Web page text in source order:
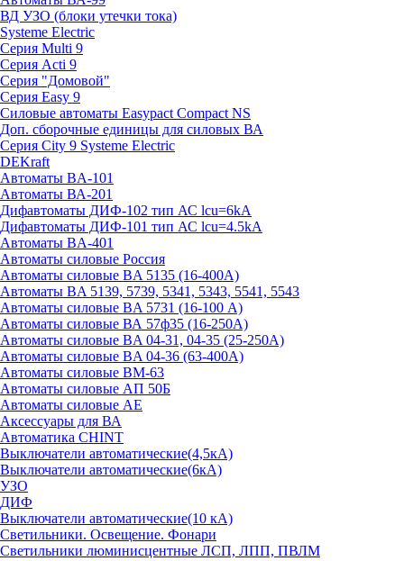
ВД УЗО (блоки утечки тока)
Systeme Electric
Серия Multi 9
Серия Acti 9
Серия "Домовой"
Серия Easy 9
Силовые автоматы Easypact Compact NS
Доп. сборочные единицы для силовых ВА
Серия City 9 Systeme Electric
DEKraft
Автоматы BA-101
Автоматы ВА-201
Дифавтоматы ДИФ-102 тип АС lcu=6kA
Дифавтоматы ДИФ-101 тип АС lcu=4.5kA
Автоматы BA-401
Автоматы силовые Россия
Автоматы силовые BA 5135 (16-400А)
Автоматы BA 5139, 5739, 5341, 5343, 5541, 5543
Автоматы силовые BA 5731 (16-100 А)
Автоматы силовые ВА 57ф35 (16-250А)
Автоматы силовые BA 04-31, 04-35 (25-250А)
Автоматы силовые BA 04-36 (63-400А)
Автоматы силовые ВМ-63
Автоматы силовые АП 50Б
Автоматы силовые АЕ
Аксессуары для ВА
Автоматика CHINT
Выключатели автоматические(4,5кА)
Выключатели автоматические(6кА)
УЗО
ДИФ
Выключатели автоматические(10 кА)
Светильники. Освещение. Фонари
Светильники люминисцентные ЛСП, ЛПП, ПВЛМ